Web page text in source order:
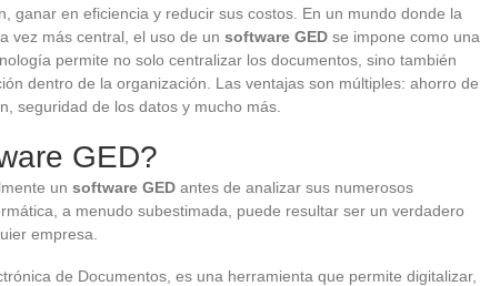
ganar en eficiencia y reducir sus costos. En un mundo donde la
vez más central, el uso de un software GED se impone como una
permite no solo centralizar los documentos, sino también
dentro de la organización. Las ventajas son múltiples: ahorro de
seguridad de los datos y mucho más.
GED?
un software GED antes de analizar sus numerosos
a menudo subestimada, puede resultar ser un verdadero
empresa.
de Documentos, es una herramienta que permite digitalizar,